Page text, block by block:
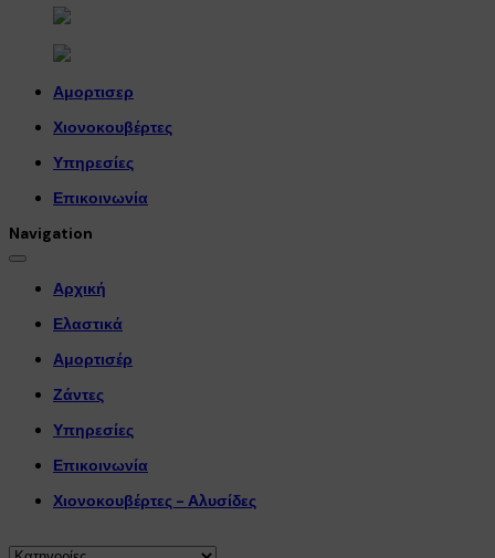
Αμορτισερ
Χιονοκουβέρτες
Υπηρεσίες
Επικοινωνία
Navigation
Αρχική
Ελαστικά
Αμορτισέρ
Ζάντες
Υπηρεσίες
Επικοινωνία
Χιονοκουβέρτες - Αλυσίδες